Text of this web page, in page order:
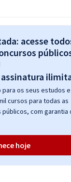
acesse
os seus estudos
cursos para todas as
com garantia
hoje